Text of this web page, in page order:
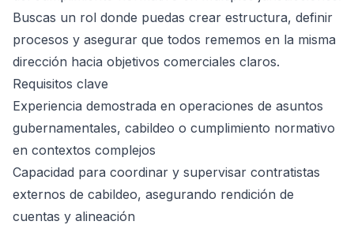
Buscas un rol donde puedas crear estructura, definir
procesos y asegurar que todos rememos en la misma
dirección hacia objetivos comerciales claros.
Requisitos clave
Experiencia demostrada en operaciones de asuntos
gubernamentales, cabildeo o cumplimiento normativo
en contextos complejos
Capacidad para coordinar y supervisar contratistas
externos de cabildeo, asegurando rendición de
cuentas y alineación